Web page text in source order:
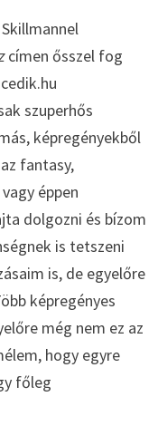
címen ősszel fog
szuperhős
képregényekből
fantasy,
éppen
dolgozni és bízom
is tetszeni
is, de egyelőre
képregényes
még nem ez az
hogy egyre
főleg